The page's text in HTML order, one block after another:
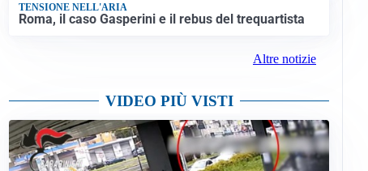
TENSIONE NELL'ARIA
Roma, il caso Gasperini e il rebus del trequartista
Altre notizie
VIDEO PIÙ VISTI